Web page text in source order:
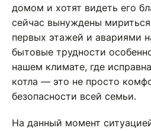
домом и хотят видеть его
сейчас вынуждены
первых этажей и авариями
бытовые трудности
нашем климате, где
котла — это не просто
безопасности всей семьи.
На данный момент